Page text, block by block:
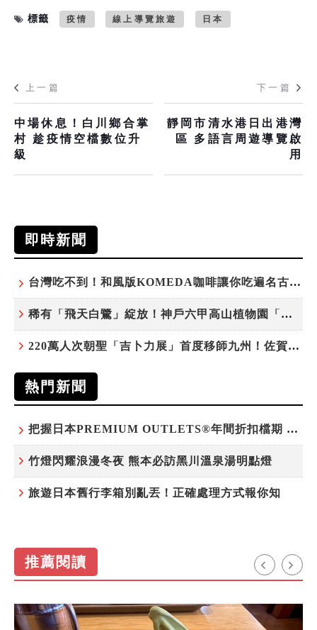
標籤 疫情 線上導覽旅遊 日本
上一篇
中場休息！白川鄉合掌
村 趁疫情空檔數位升
級
下一篇
靜岡市清水港日出港灣
區 多語言周遊導覽啟
用
即時新聞
台灣吃不到！和風版KOMEDA咖啡讓你吃遍名古屋在地美食
稀有「飛天白鷺」綻放！神戶六甲高山植物園「鷺草」珍貴現身
220萬人次朝聖「吉卜力展」首度移師九州！佐賀站早鳥平日套票8/10搶先開賣
熱門新聞
把握日本PREMIUM OUTLETS®年間折扣檔期 越買越划算
竹燈閃耀浪漫冬夜 熊本必訪黑川溫泉湯明點燈
旅遊日本舊行李箱別亂丟！正確處理方式報你知
推薦閱讀